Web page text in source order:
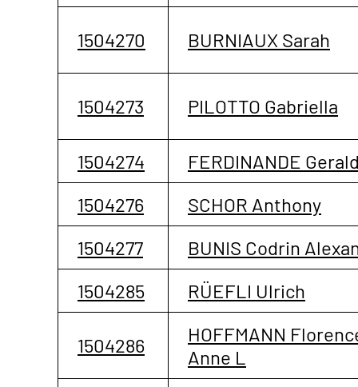
1504270 BURNIAUX Sarah
1504273 PILOTTO Gabriella
1504274
FERDINANDE
1504276
SCHOR Anthony
1504277
BUNIS Codrin
1504285
RÜEFLI Ulrich
1504286
HOFFMANN
Anne L